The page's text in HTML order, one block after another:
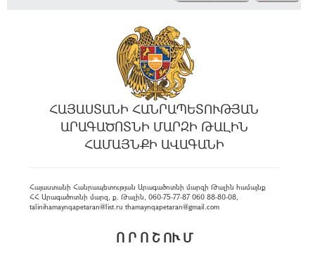
ՀԱՅԱՍՏԱՆԻ ՀԱՆՐԱՊԵՏՈՒԹՅԱՆ
ԱՐԱԳԱԾՈՏՆԻ ՄԱՐԶԻ ԹԱԼԻՆ
ՀԱՄԱՅՆՔԻ ԱՎԱԳԱՆԻ
Հայաստանի Հանրապետության Արագածոտնի մարզի Թալին համայնք
ՀՀ Արագածոտնի մարզ, ք. Թալին, 060-75-77-87 060 88-80-08,
talinihamaynqapetaran@list.ru thamaynqapetaran@gmail.com
Ո Ր Ո Շ ՈՒ Մ